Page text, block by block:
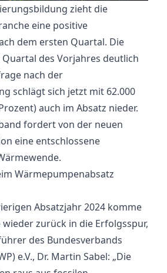
zieht die
eine positive
dem ersten Quartal. Die
des Vorjahres deutlich
nach der
schlägt sich jetzt mit 62.000
auch im Absatz nieder.
fordert von der neuen
eine entschlossene
Wärmepumpenabsatz
Absatzjahr 2024 komme
zurück in die Erfolgsspur,
des Bundesverbands
e.V., Dr. Martin Sabel: „Die